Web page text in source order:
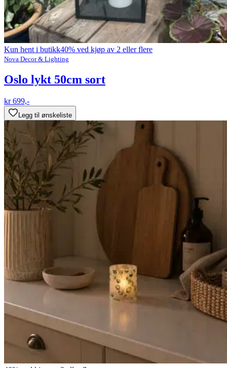
Kun hent i butikk40% ved kjøp av 2 eller flere
Nova Decor & Lighting
Oslo lykt 50cm sort
kr 699,-
Legg til ønskeliste